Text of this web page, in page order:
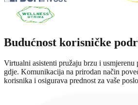
Budućnost korisničke
Virtualni asistenti pružaju brzu i
gdje. Komunikacija na prirodan način
korisnika i osigurava prednost za vaše